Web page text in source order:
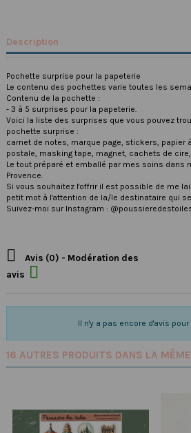
Description
Pochette surprise pour la papeterie
Le contenu des pochettes varie toutes les
Contenu de la pochette :
- 3 à 5 surprises pour la papeterie.
Voici la liste des surprises que vous pouvez
pochette surprise :
carnet de notes, marque page, stickers, papier
postale, masking tape, magnet, cachets de
Le tout préparé et emballé par mes soins dans
Provence.
Si vous souhaitez l'offrir il est possible de me
petit mot à l'attention de la/le destinataire qui
Suivez-moi sur Instagram :

Avis (0) - Modération des
avis

Il n'y a pas encore d'avis
16 AUTRES PRODUITS DANS LA